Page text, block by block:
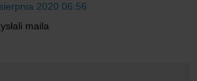
2020 06:56
maila